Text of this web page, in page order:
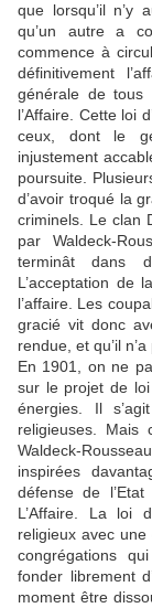
que lorsqu’il n’y
qu’un autre a
commence à
définitivement
générale de tous
l’Affaire. Cette loi
ceux, dont le
injustement
poursuite.
d’avoir troqué la
criminels. Le clan
par Waldeck-
terminât dans
L’acceptation de
l’affaire. Les
gracié vit donc
rendue, et qu’il
En 1901, on ne
sur le projet de
énergies. Il
religieuses. Mais
Waldeck-
inspirées
défense de
L’Affaire. La loi
religieux avec
congrégations
fonder librement
moment être